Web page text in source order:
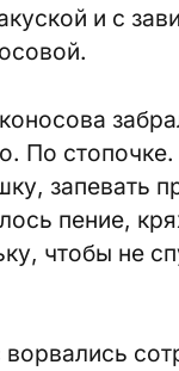
и с
По
запевать
пение,
чтобы не